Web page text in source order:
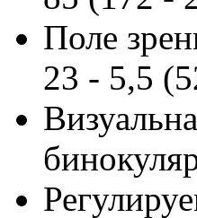
Поле
23 - 5,5